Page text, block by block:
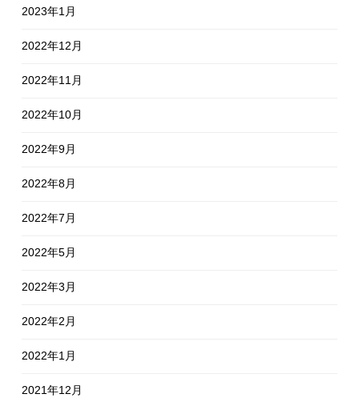
2023年1月
2022年12月
2022年11月
2022年10月
2022年9月
2022年8月
2022年7月
2022年5月
2022年3月
2022年2月
2022年1月
2021年12月